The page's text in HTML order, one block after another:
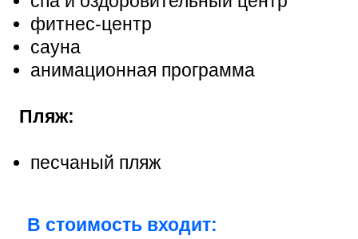
фитнес-центр
сауна
анимационная программа
Пляж:
песчаный пляж
В стоимость входит: